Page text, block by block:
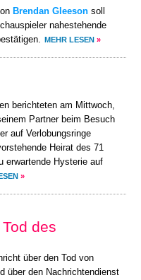
Brendan Gleeson soll
nahestehende
MEHR LESEN »
berichteten am Mittwoch,
Partner beim Besuch
auf Verlobungsringe
Heirat des 71
erwartende Hysterie auf
»
des
über den Tod von
über den Nachrichtendienst